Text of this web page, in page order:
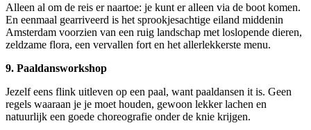
Alleen al om de reis er naartoe: je kunt er alleen via de boot komen.
En eenmaal gearriveerd is het sprookjesachtige eiland middenin
Amsterdam voorzien van een ruig landschap met loslopende dieren,
zeldzame flora, een vervallen fort en het allerlekkerste menu.
9. Paaldansworkshop
Jezelf eens flink uitleven op een paal, want paaldansen it is. Geen
regels waaraan je je moet houden, gewoon lekker lachen en
natuurlijk een goede choreografie onder de knie krijgen.